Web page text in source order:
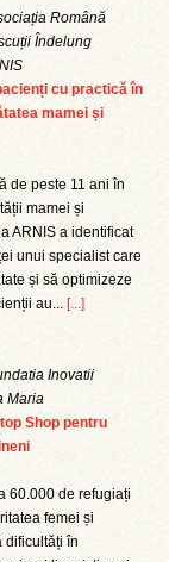
Română
Îndelung
cu practică în
mamei și
de peste 11 ani în
mamei și
ARNIS a identificat
unui specialist care
și să optimizeze
au... [...]
Inovatii
Maria
Shop pentru
60.000 de refugiați
femei și
dificultăți în